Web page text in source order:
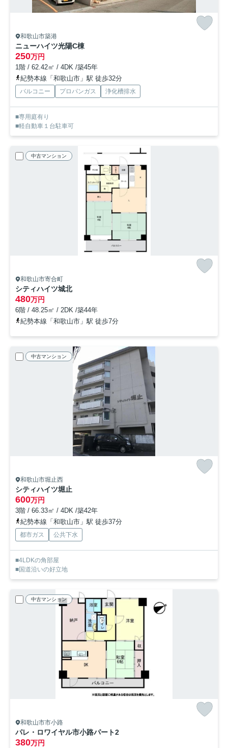
和歌山市築港
ニューハイツ光陽C棟
250万円
1階 / 62.42㎡ / 4DK /築45年
紀勢本線「和歌山市」駅 徒歩32分
バルコニー プロパンガス 浄化槽排水
■専用庭有り
■軽自動車１台駐車可
中古マンション
和歌山市寄合町
シティハイツ城北
480万円
6階 / 48.25㎡ / 2DK /築44年
紀勢本線「和歌山市」駅 徒歩7分
中古マンション
和歌山市堀止西
シティハイツ堀止
600万円
3階 / 66.33㎡ / 4DK /築42年
紀勢本線「和歌山市」駅 徒歩37分
都市ガス 公共下水
■4LDKの角部屋
■国道沿いの好立地
中古マンション
和歌山市市小路
パレ・ロワイヤル市小路パート2
380万円